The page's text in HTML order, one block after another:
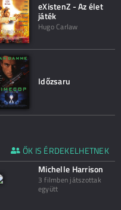
eXistenZ - Az élet
játék
Hugo Carlaw
Időzsaru
ŐK IS ÉRDEKELHETNEK
Michelle Harrison
3 filmben játszottak
együtt